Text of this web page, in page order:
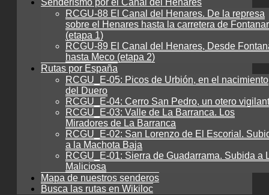
Senderismo por el Canal del Henares
RCGU-88 El Canal del Henares. De la represa
sobre el Henares hasta la carretera de Fontanar
(etapa 1)
RCGU-89 El Canal del Henares, Desde
hasta Meco (etapa 2)
Rutas por España
RCGU_E-05: Picos de Urbión, en el nacimiento
del Duero
RCGU_E-04: Cerro San Pedro, un otero
RCGU_E-03: Valle de La Barranca. Los
Miradores de La Barranca
RCGU_E-02: San Lorenzo de El Escorial.
a la Machota Baja
RCGU_E-01: Sierra de Guadarrama. Subida a
Maliciosa
Mapa de nuestros senderos
Busca las rutas en Wikiloc